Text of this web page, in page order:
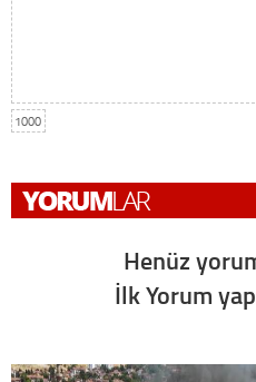
1000
Henüz
İlk Yorum